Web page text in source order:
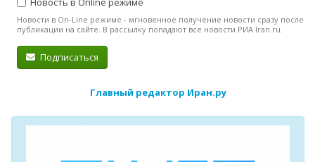
Новости в On-Line режиме - мгновенное получение новости сразу после
публикации на сайте. В рассылку попадают все новости РИА Iran.ru.
Подписаться
Главный редактор Иран.ру